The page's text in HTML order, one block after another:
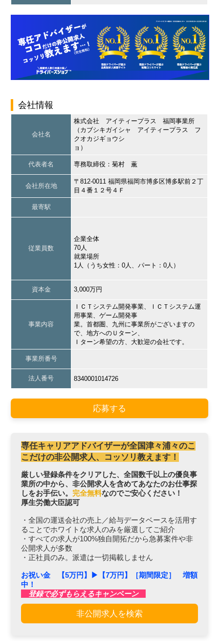
会社情報
会社名
株式会社 アイティープラス 福岡事業所
（カブシキガイシャ アイティープラス フ
クオカジギョウシ
ョ）
代表者名 専務取締役：菊村 薫
会社所在地
〒812-0011 福岡県福岡市博多区博多駅前２丁
目４番１２号４Ｆ
最寄駅
従業員数
企業全体
70人
就業場所
1人（うち女性：0人、パート：0人）
資本金 3,000万円
事業内容
ＩＣＴシステム開発事業、ＩＣＴシステム運
用事業、ゲーム開発事
業。首都圏、九州に事業所がございますの
で、地方へのＵターン、
Ｉターン希望の方、大歓迎の会社です。
事業所番号
法人番号 8340001014726
応募する
専任キャリアアドバイザーが全国津々浦々のこ
こだけの非公開求人、コッソリ教えます！
厳しい登録条件をクリアした、全国数千以上の優良事
業所の中から、非公開求人を含めてあなたのお仕事探
しをお手伝い。 完全無料なのでご安心ください！
厚生労働大臣認可
・全国の運送会社の売上／給与データベースを活用す
ることでホワイトな求人のみを厳選してご紹介
・すべての求人が100%独自開拓だから急募案件や非
公開求人が多数
・正社員のみ。派遣は一切掲載しません
お祝い金 【5万円】▶︎【7万円】［期間限定］ 増額
中！
登録で必ずもらえるキャンペーン
非公開求人を検索